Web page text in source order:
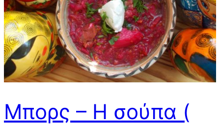
Μπορς – Η σούπα (